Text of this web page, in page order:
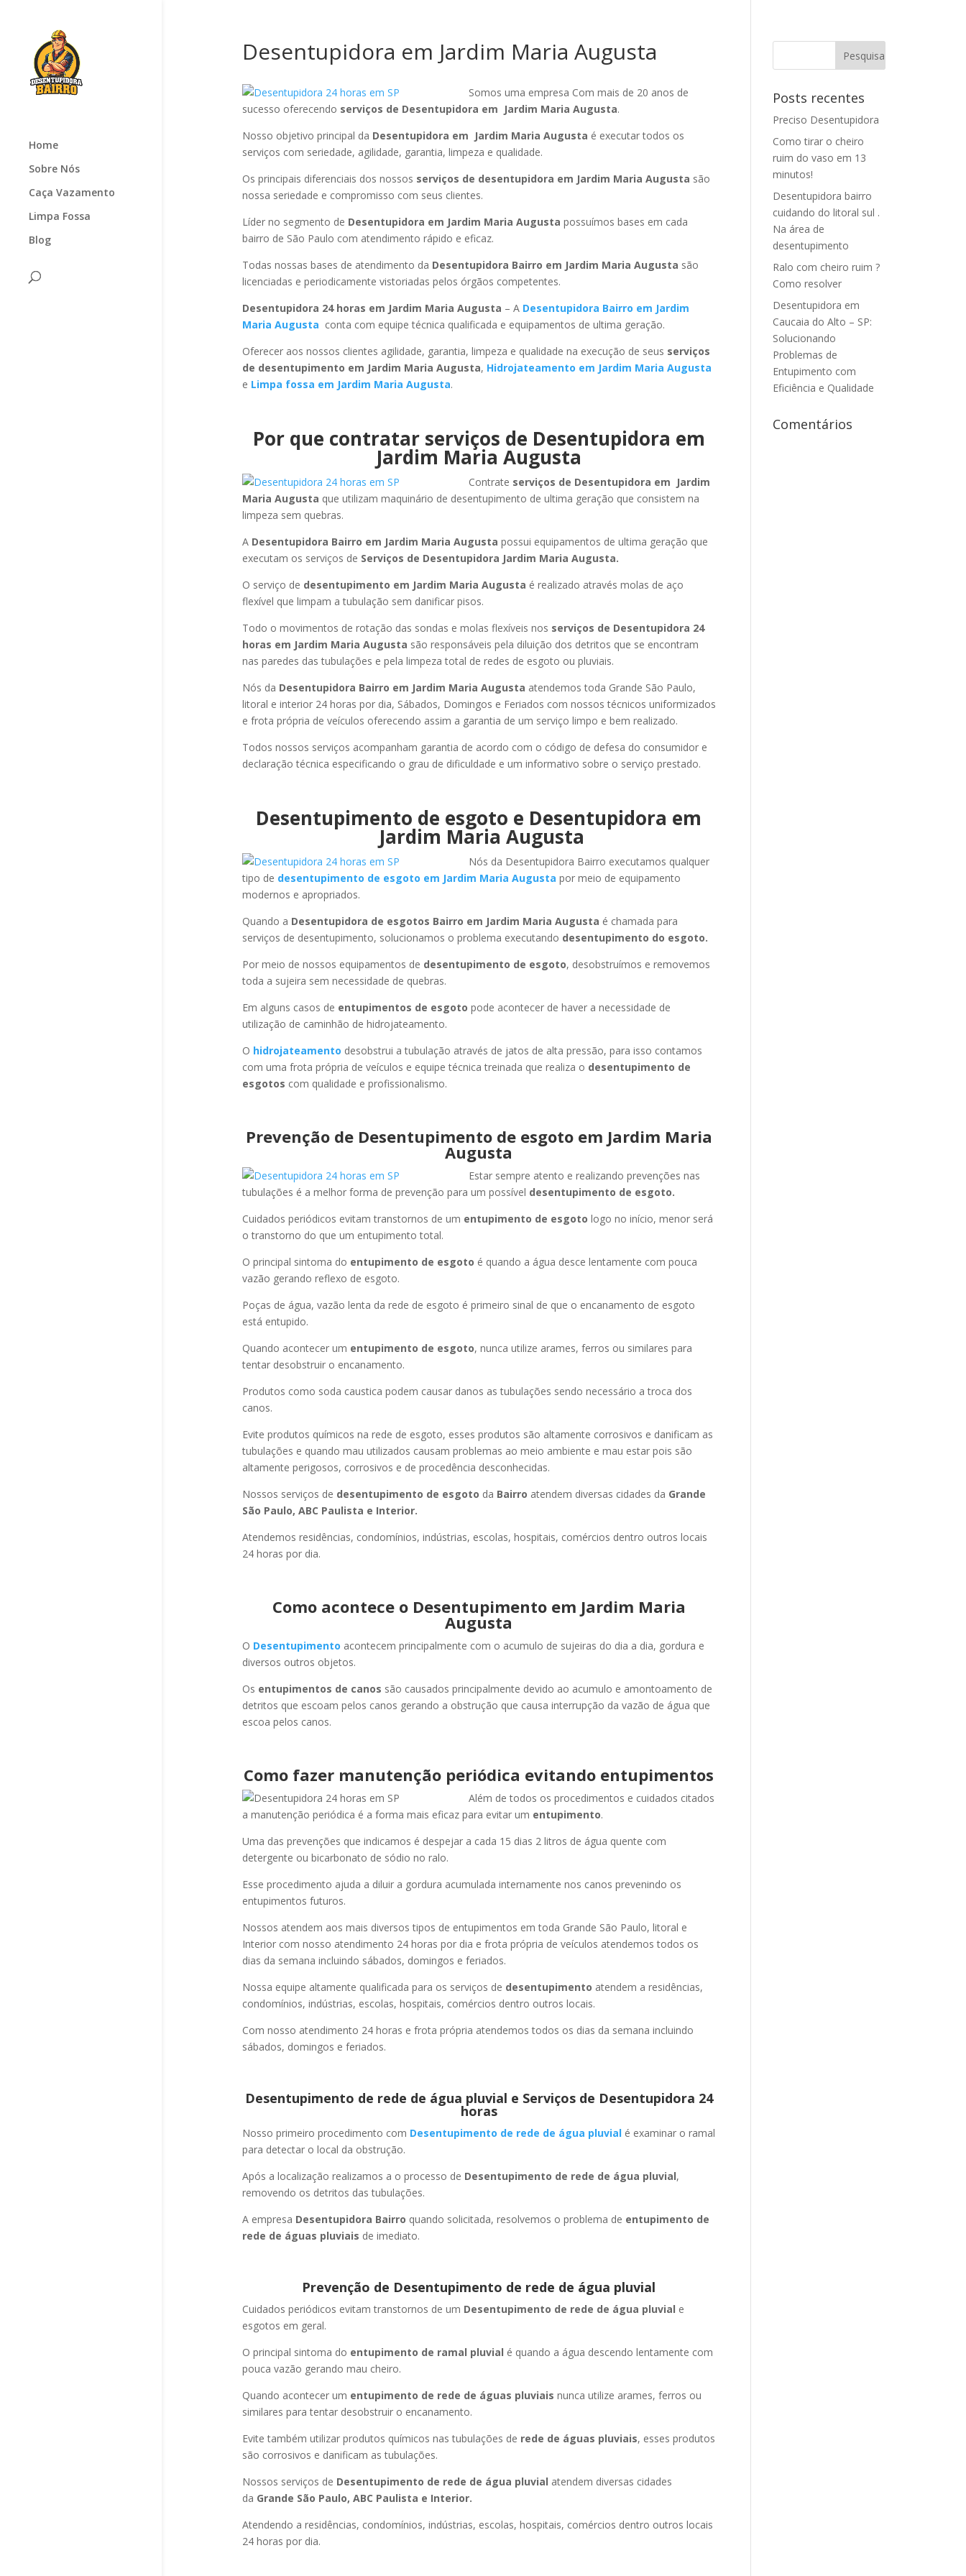
Home
Sobre Nós
Caça Vazamento
Limpa Fossa
Blog
Desentupidora em Jardim Maria Augusta
Somos uma empresa Com mais de 20 anos de
sucesso oferecendo serviços de Desentupidora em Jardim Maria Augusta.
Nosso objetivo principal da Desentupidora em Jardim Maria Augusta é executar todos os
serviços com seriedade, agilidade, garantia, limpeza e qualidade.
Os principais diferenciais dos nossos serviços de desentupidora em Jardim Maria Augusta são
nossa seriedade e compromisso com seus clientes.
Líder no segmento de Desentupidora em Jardim Maria Augusta possuímos bases em cada
bairro de São Paulo com atendimento rápido e eficaz.
Todas nossas bases de atendimento da Desentupidora Bairro em Jardim Maria Augusta são
licenciadas e periodicamente vistoriadas pelos órgãos competentes.
Desentupidora 24 horas em Jardim Maria Augusta – A Desentupidora Bairro em Jardim
Maria Augusta conta com equipe técnica qualificada e equipamentos de ultima geração.
Oferecer aos nossos clientes agilidade, garantia, limpeza e qualidade na execução de seus serviços
de desentupimento em Jardim Maria Augusta, Hidrojateamento em Jardim Maria Augusta
e Limpa fossa em Jardim Maria Augusta.
Por que contratar serviços de Desentupidora em
Jardim Maria Augusta
Contrate serviços de Desentupidora em Jardim
Maria Augusta que utilizam maquinário de desentupimento de ultima geração que consistem na
limpeza sem quebras.
A Desentupidora Bairro em Jardim Maria Augusta possui equipamentos de ultima geração que
executam os serviços de Serviços de Desentupidora Jardim Maria Augusta.
O serviço de desentupimento em Jardim Maria Augusta é realizado através molas de aço
flexível que limpam a tubulação sem danificar pisos.
Todo o movimentos de rotação das sondas e molas flexíveis nos serviços de Desentupidora 24
horas em Jardim Maria Augusta são responsáveis pela diluição dos detritos que se encontram
nas paredes das tubulações e pela limpeza total de redes de esgoto ou pluviais.
Nós da Desentupidora Bairro em Jardim Maria Augusta atendemos toda Grande São Paulo,
litoral e interior 24 horas por dia, Sábados, Domingos e Feriados com nossos técnicos uniformizados
e frota própria de veículos oferecendo assim a garantia de um serviço limpo e bem realizado.
Todos nossos serviços acompanham garantia de acordo com o código de defesa do consumidor e
declaração técnica especificando o grau de dificuldade e um informativo sobre o serviço prestado.
Desentupimento de esgoto e Desentupidora em
Jardim Maria Augusta
Nós da Desentupidora Bairro executamos qualquer
tipo de desentupimento de esgoto em Jardim Maria Augusta por meio de equipamento
modernos e apropriados.
Quando a Desentupidora de esgotos Bairro em Jardim Maria Augusta é chamada para
serviços de desentupimento, solucionamos o problema executando desentupimento do esgoto.
Por meio de nossos equipamentos de desentupimento de esgoto, desobstruímos e removemos
toda a sujeira sem necessidade de quebras.
Em alguns casos de entupimentos de esgoto pode acontecer de haver a necessidade de
utilização de caminhão de hidrojateamento.
O hidrojateamento desobstrui a tubulação através de jatos de alta pressão, para isso contamos
com uma frota própria de veículos e equipe técnica treinada que realiza o desentupimento de
esgotos com qualidade e profissionalismo.
Prevenção de Desentupimento de esgoto em Jardim Maria
Augusta
Estar sempre atento e realizando prevenções nas
tubulações é a melhor forma de prevenção para um possível desentupimento de esgoto.
Cuidados periódicos evitam transtornos de um entupimento de esgoto logo no início, menor será
o transtorno do que um entupimento total.
O principal sintoma do entupimento de esgoto é quando a água desce lentamente com pouca
vazão gerando reflexo de esgoto.
Poças de água, vazão lenta da rede de esgoto é primeiro sinal de que o encanamento de esgoto
está entupido.
Quando acontecer um entupimento de esgoto, nunca utilize arames, ferros ou similares para
tentar desobstruir o encanamento.
Produtos como soda caustica podem causar danos as tubulações sendo necessário a troca dos
canos.
Evite produtos químicos na rede de esgoto, esses produtos são altamente corrosivos e danificam as
tubulações e quando mau utilizados causam problemas ao meio ambiente e mau estar pois são
altamente perigosos, corrosivos e de procedência desconhecidas.
Nossos serviços de desentupimento de esgoto da Bairro atendem diversas cidades da Grande
São Paulo, ABC Paulista e Interior.
Atendemos residências, condomínios, indústrias, escolas, hospitais, comércios dentro outros locais
24 horas por dia.
Como acontece o Desentupimento em Jardim Maria
Augusta
O Desentupimento acontecem principalmente com o acumulo de sujeiras do dia a dia, gordura e
diversos outros objetos.
Os entupimentos de canos são causados principalmente devido ao acumulo e amontoamento de
detritos que escoam pelos canos gerando a obstrução que causa interrupção da vazão de água que
escoa pelos canos.
Como fazer manutenção periódica evitando entupimentos
Além de todos os procedimentos e cuidados citados
a manutenção periódica é a forma mais eficaz para evitar um entupimento.
Uma das prevenções que indicamos é despejar a cada 15 dias 2 litros de água quente com
detergente ou bicarbonato de sódio no ralo.
Esse procedimento ajuda a diluir a gordura acumulada internamente nos canos prevenindo os
entupimentos futuros.
Nossos atendem aos mais diversos tipos de entupimentos em toda Grande São Paulo, litoral e
Interior com nosso atendimento 24 horas por dia e frota própria de veículos atendemos todos os
dias da semana incluindo sábados, domingos e feriados.
Nossa equipe altamente qualificada para os serviços de desentupimento atendem a residências,
condomínios, indústrias, escolas, hospitais, comércios dentro outros locais.
Com nosso atendimento 24 horas e frota própria atendemos todos os dias da semana incluindo
sábados, domingos e feriados.
Desentupimento de rede de água pluvial e Serviços de Desentupidora 24
horas
Nosso primeiro procedimento com Desentupimento de rede de água pluvialé examinar o ramal
para detectar o local da obstrução.
Após a localização realizamos a o processo de Desentupimento de rede de água pluvial,
removendo os detritos das tubulações.
A empresa Desentupidora Bairro quando solicitada, resolvemos o problema de entupimento de
rede de águas pluviais de imediato.
Prevenção de Desentupimento de rede de água pluvial
Cuidados periódicos evitam transtornos de um Desentupimento de rede de água pluvial e
esgotos em geral.
O principal sintoma do entupimento de ramal pluvial é quando a água descendo lentamente com
pouca vazão gerando mau cheiro.
Quando acontecer um entupimento de rede de águas pluviais nunca utilize arames, ferros ou
similares para tentar desobstruir o encanamento.
Evite também utilizar produtos químicos nas tubulações de rede de águas pluviais, esses produtos
são corrosivos e danificam as tubulações.
Nossos serviços de Desentupimento de rede de água pluvial atendem diversas cidades
da Grande São Paulo, ABC Paulista e Interior.
Atendendo a residências, condomínios, indústrias, escolas, hospitais, comércios dentro outros locais
24 horas por dia.
Posts recentes
Preciso Desentupidora
Como tirar o cheiro
ruim do vaso em 13
minutos!
Desentupidora bairro
cuidando do litoral sul .
Na área de
desentupimento
Ralo com cheiro ruim ?
Como resolver
Desentupidora em
Caucaia do Alto – SP:
Solucionando
Problemas de
Entupimento com
Eficiência e Qualidade
Comentários